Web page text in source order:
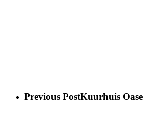
Previous PostKuurhuis Oase